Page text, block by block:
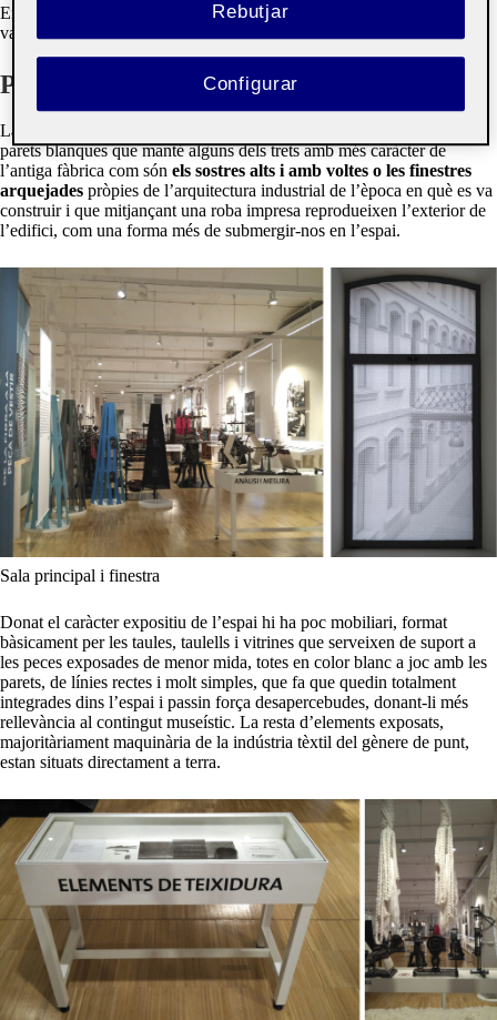
En tractar-se d’un espai patrimonial el seu objectiu principal difondre
valors culturals.
Personalitat de l’espai
La sala principal del museu és un espai rectangular força ampli i de
parets blanques que manté alguns dels trets amb més caràcter de
l’antiga fàbrica com són els sostres alts i amb voltes o les finestres
arquejades pròpies de l’arquitectura industrial de l’època en què es va
construir i que mitjançant una roba impresa reprodueixen l’exterior de
l’edifici, com una forma més de submergir-nos en l’espai.
Sala principal i finestra
Donat el caràcter expositiu de l’espai hi ha poc mobiliari, format
bàsicament per les taules, taulells i vitrines que serveixen de suport a
les peces exposades de menor mida, totes en color blanc a joc amb les
parets, de línies rectes i molt simples, que fa que quedin totalment
integrades dins l’espai i passin força desapercebudes, donant-li més
rellevància al contingut museístic. La resta d’elements exposats,
majoritàriament maquinària de la indústria tèxtil del gènere de punt,
estan situats directament a terra.
Rebutjar
Configurar